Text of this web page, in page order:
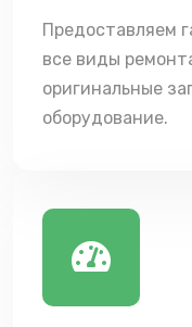
Предоставляем
все виды
оригинальные
оборудование.